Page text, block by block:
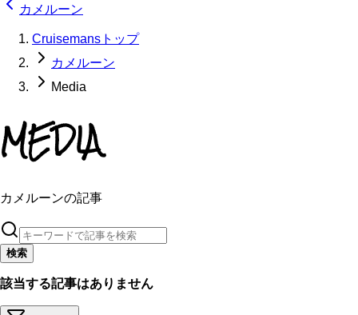
カメルーン
Cruisemansトップ
カメルーン
Media
MEDIA
カメルーンの記事
検索
該当する記事はありません